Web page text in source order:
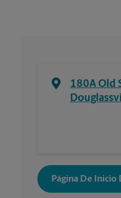
180A Old
Página De Inicio